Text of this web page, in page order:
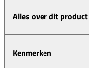
Alles over dit product
Kenmerken